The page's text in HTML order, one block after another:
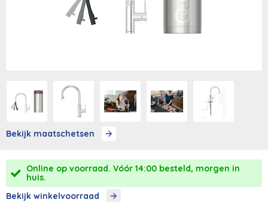
Bekijk maatschetsen
Online op voorraad. Vóór 14:00 besteld, morgen in
huis.
Bekijk winkelvoorraad